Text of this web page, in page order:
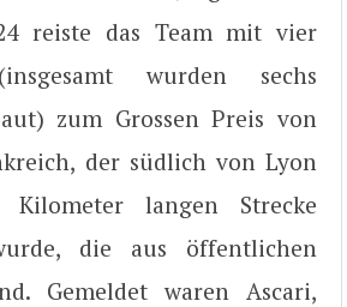
reiste das Team mit vier
wurden sechs
zum Grossen Preis von
der südlich von Lyon
langen Strecke
die aus öffentlichen
Gemeldet waren Ascari,